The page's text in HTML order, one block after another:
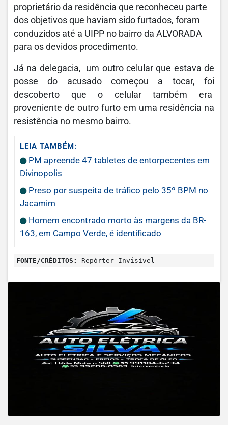
proprietário da residência que reconheceu parte
dos objetivos que haviam sido furtados, foram
conduzidos até a UIPP no bairro da ALVORADA
para os devidos procedimento.
Já na delegacia, um outro celular que estava de
posse do acusado começou a tocar, foi
descoberto que o celular também era
proveniente de outro furto em uma residência na
resistência no mesmo bairro.
LEIA TAMBÉM:
PM apreende 47 tabletes de entorpecentes em
Divinopolis
Preso por suspeita de tráfico pelo 35º BPM no
Jacamim
Homem encontrado morto às margens da BR-
163, em Campo Verde, é identificado
FONTE/CRÉDITOS: Repórter Invisível